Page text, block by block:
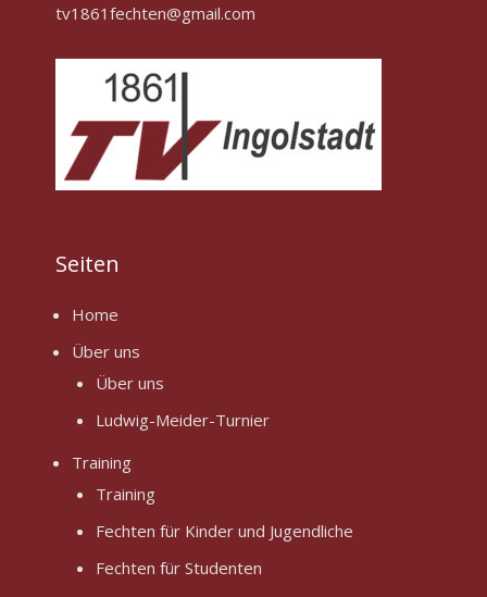
tv1861fechten@gmail.com
Seiten
Home
Über uns
Über uns
Ludwig-Meider-Turnier
Training
Training
Fechten für Kinder und Jugendliche
Fechten für Studenten